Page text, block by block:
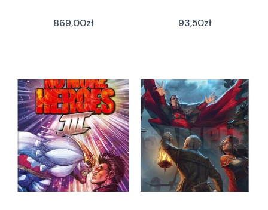
869,00zł 93,50zł